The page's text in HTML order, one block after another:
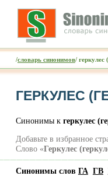
/словарь синонимов/ геркулес
ГЕРКУЛЕС
Синонимы к геркулес
Добавьте в избранное
Слово «Геркулес
Синонимы слов ГА ГВ